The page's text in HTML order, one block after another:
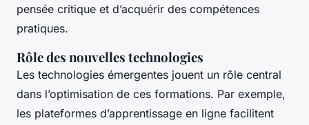
pensée critique et d’acquérir des compétences
pratiques.
Rôle des nouvelles technologies
Les technologies émergentes jouent un rôle central
dans l’optimisation de ces formations. Par exemple,
les plateformes d’apprentissage en ligne facilitent